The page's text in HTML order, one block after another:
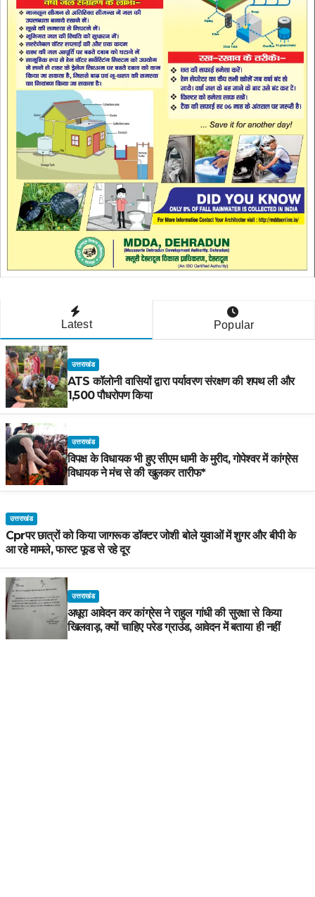
Latest Popular
उत्तराखंड
ATS कॉलोनी वासियों द्वारा पर्यावरण संरक्षण की शपथ ली और
1,500 पौधरोपण किया
उत्तराखंड
विपक्ष के विधायक भी हुए सीएम धामी के मुरीद, गोपेश्वर में कांग्रेस
विधायक ने मंच से की खुलकर तारीफ*
उत्तराखंड
Cprपर छात्रों को किया जागरूक डॉक्टर जोशी बोले युवाओं में शुगर और बीपी के
आ रहे मामले, फास्ट फूड से रहे दूर
उत्तराखंड
अधूरा आवेदन कर कांग्रेस ने राहुल गांधी की सुरक्षा से किया
खिलवाड़, क्यों चाहिए परेड ग्राउंड, आवेदन में बताया ही नहीं